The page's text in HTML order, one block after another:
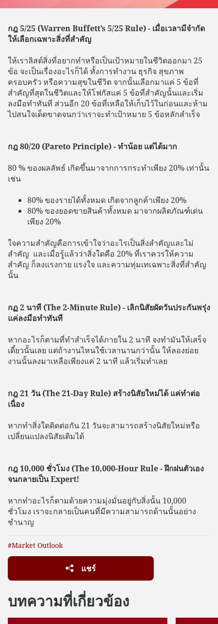
กฎ 5/25 (Warren Buffett’s 5/25 Rule) - เมื่อเวลามีจำกัด
ให้เลือกเฉพาะสิ่งที่สำคัญ
ให้เราลิสต์สิ่งที่อยากทำหรือเป็นเป้าหมายในชีวิตออกมา 25
ข้อ จะเป็นเรื่องอะไรก็ได้ ทั้งการทำงาน ธุรกิจ สุขภาพ
ครอบครัว หรือความสุขในชีวิต จากนั้นเลือกมาแค่ 5 ข้อที่
สำคัญที่สุดในชีวิตและให้โฟกัสแค่ 5 ข้อที่สำคัญนั้นและเริ่ม
ลงมือทำทันที ส่วนอีก 20 ข้อที่เหลือให้เก็บไว้ในก่อนและห้าม
ไปสนใจเด็ดขาดจนกว่าเราจะทำเป้าหมาย 5 ข้อหลักสำเร็จ
กฎ 80/20 (Pareto Principle) - ทำน้อย แต่ได้มาก
80 % ของผลลัพธ์ เกิดขึ้นมาจากการกระทำเพียง 20% เท่านั้น
เช่น
80% ของรายได้ทั้งหมด เกิดจากลูกค้าเพียง 20%
80% ของยอดขายสินค้าทั้งหมด มาจากผลิตภัณฑ์เด่น
เพียง 20%
ใจความสำคัญคือการเข้าใจว่าอะไรเป็นสิ่งสำคัญและไม่
สำคัญ และเมื่อรู้แล้วว่าสิ่งใดคือ 20% ที่เราควรให้ความ
สำคัญ ก็ลงแรงกาย แรงใจ และความทุ่มเทเฉพาะสิ่งที่สำคัญ
นั้น
กฏ 2 นาที (The 2-Minute Rule) - เลิกนิสัยผัดวันประกันพรุ่ง
แค่ลงมือทำทันที
หากอะไรก็ตามที่ทำสำเร็จได้ภายใน 2 นาที จงทำมันให้เสร็จ
เดี๋ยวนั้นเลย แต่ถ้างานไหนใช้เวลานานกว่านั้น ให้ลองย่อย
งานนั้นลงมาเหลือเพียงแค่ 2 นาที แล้วเริ่มทำเลย
กฎ 21 วัน (The 21-Day Rule) สร้างนิสัยใหม่ได้ แค่ทำต่อ
เนื่อง
หากทำสิ่งใดติดต่อกัน 21 วันจะสามารถสร้างนิสัยใหม่หรือ
เปลี่ยนแปลงนิสัยเดิมได้
กฎ 10,000 ชั่วโมง (The 10,000-Hour Rule - ฝึกฝนตัวเอง
จนกลายเป็น Expert!
หากทำอะไรก็ตามด้วยความมุ่งมั่นอยู่กับสิ่งนั้น 10,000
ชั่วโมง เราจะกลายเป็นคนที่มีความสามารถด้านนั้นอย่าง
ชำนาญ
#Market Outlook
แชร์
บทความที่เกี่ยวข้อง